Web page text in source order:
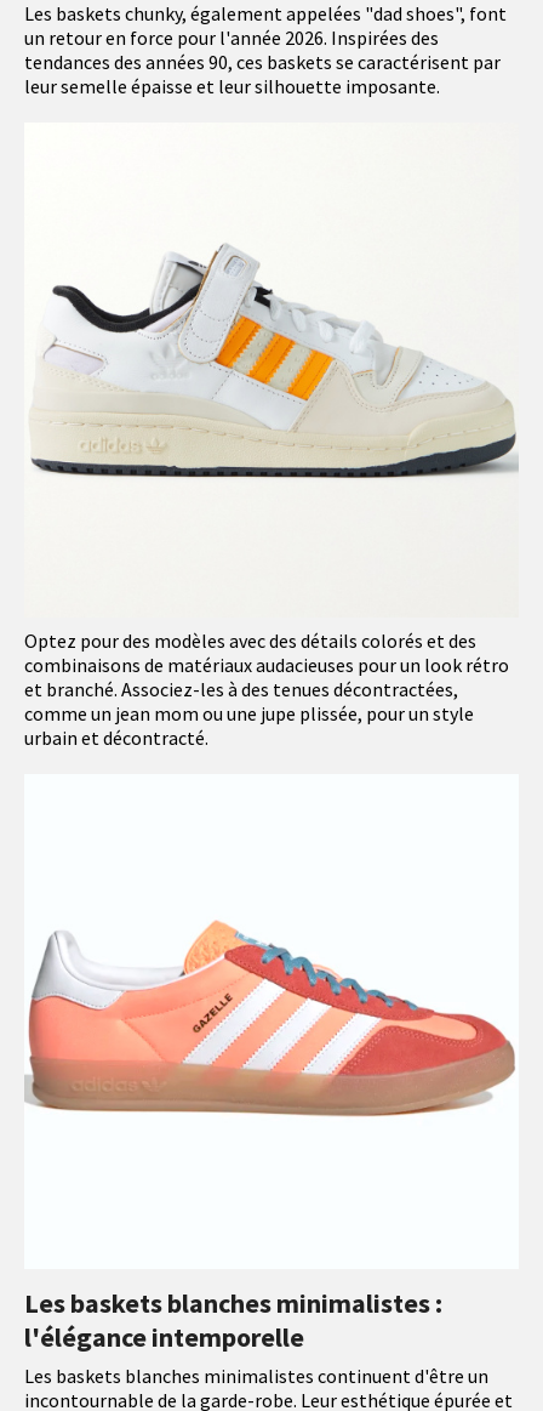
Les baskets chunky, également appelées "dad shoes", font
un retour en force pour l'année 2026. Inspirées des
tendances des années 90, ces baskets se caractérisent par
leur semelle épaisse et leur silhouette imposante.
Optez pour des modèles avec des détails colorés et des
combinaisons de matériaux audacieuses pour un look rétro
et branché. Associez-les à des tenues décontractées,
comme un jean mom ou une jupe plissée, pour un style
urbain et décontracté.
Les baskets blanches minimalistes :
l'élégance intemporelle
Les baskets blanches minimalistes continuent d'être un
incontournable de la garde-robe. Leur esthétique épurée et